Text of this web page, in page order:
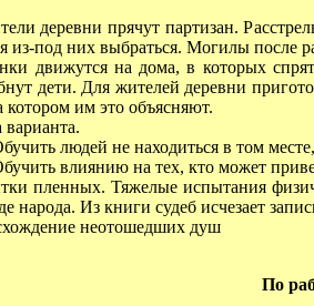
деревни прячут партизан.
из-под них выбраться. Могилы после
движутся на дома, в которых
дети. Для жителей деревни
котором им это объясняют.
людей не находиться в том
влиянию на тех, кто может
пленных. Тяжелые испытания
народа. Из книги судеб исчезает
неотошедших душ
По